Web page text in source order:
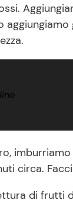
circa.
di frutti